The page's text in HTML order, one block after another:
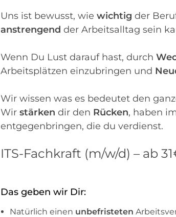
Uns ist bewusst, wie wichtig der
anstrengend der Arbeitsalltag sein
Wenn Du Lust darauf hast, durch
Arbeitsplätzen einzubringen und
Wir wissen was es bedeutet den
Wir stärken dir den Rücken, haben
entgegenbringen, die du verdienst.
ITS-Fachkraft (m/w/d) – ab
Das geben wir Dir:
Natürlich einen unbefristeten